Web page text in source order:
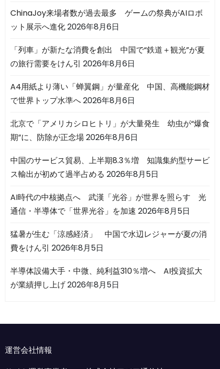
ChinaJoy来場者数が過去最多 ゲームの祭典がAIロボ
ット展示へ進化2026年8月6日
「列車」が新たな消費を創出 中国で“鉄道＋観光”が夏
の旅行需要をけん引 2026年8月6日
A4用紙より薄い「蝉翼鋼」が量産化 中国、高機能鋼材
で世界トップ水準へ2026年8月6日
北京で「アメリカシロヒトリ」が大量発生 幼虫が“爆食
期”に、防除が正念場2026年8月6日
中国のサービス貿易、上半期8.3％増 知識集約型サービ
ス輸出が初めて過半占める 2026年8月5日
AI時代の中核拠点へ 武漢「光谷」が世界を照らす 光
通信・半導体で「世界光谷」を加速 2026年8月5日
猛暑が生む「涼感経済」 中国で水辺レジャーが夏の消
費をけん引 2026年8月5日
半導体設備大手・中微、純利益310％増へ AI投資拡大
が業績押し上げ2026年8月5日
運営会社情報